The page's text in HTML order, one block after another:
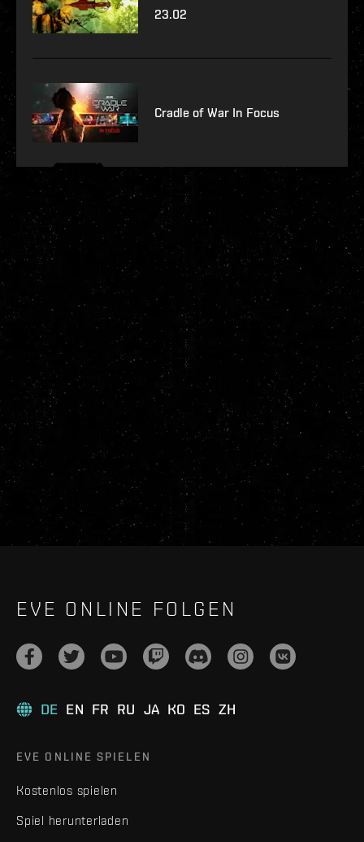
23.02
Cradle of War In Focus
EVE ONLINE FOLGEN
DE EN FR RU JA KO ES ZH
EVE ONLINE SPIELEN
Kostenlos spielen
Spiel herunterladen